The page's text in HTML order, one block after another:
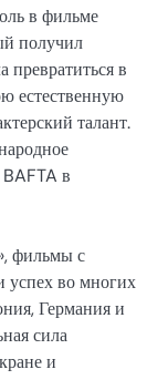
в фильме
получил
превратиться в
естественную
талант.
в
фильмы с
успех во многих
Германия и
сила
и